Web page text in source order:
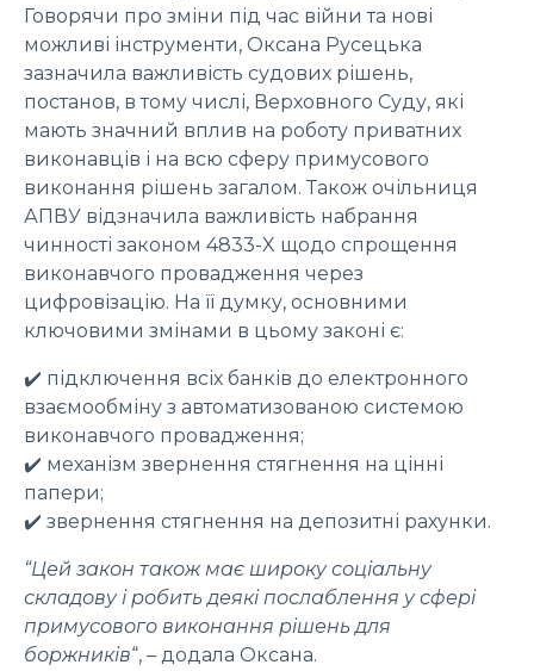
Говорячи про зміни під час війни та нові
можливі інструменти, Оксана Русецька
зазначила важливість судових рішень,
постанов, в тому числі, Верховного Суду, які
мають значний вплив на роботу приватних
виконавців і на всю сферу примусового
виконання рішень загалом. Також очільниця
АПВУ відзначила важливість набрання
чинності законом 4833-X щодо спрощення
виконавчого провадження через
цифровізацію. На її думку, основними
ключовими змінами в цьому законі є:
✔️ підключення всіх банків до електронного
взаємообміну з автоматизованою системою
виконавчого провадження;
✔️ механізм звернення стягнення на цінні
папери;
✔️ звернення стягнення на депозитні рахунки.
“Цей закон також має широку соціальну
складову і робить деякі послаблення у сфері
примусового виконання рішень для
боржників“, – додала Оксана.